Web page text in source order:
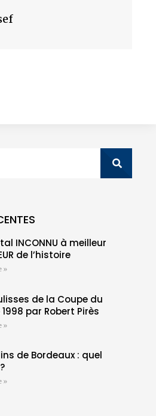
INCONNU à meilleur
de l’histoire
»
de la Coupe du
par Robert Pirès
»
de Bordeaux : quel
»